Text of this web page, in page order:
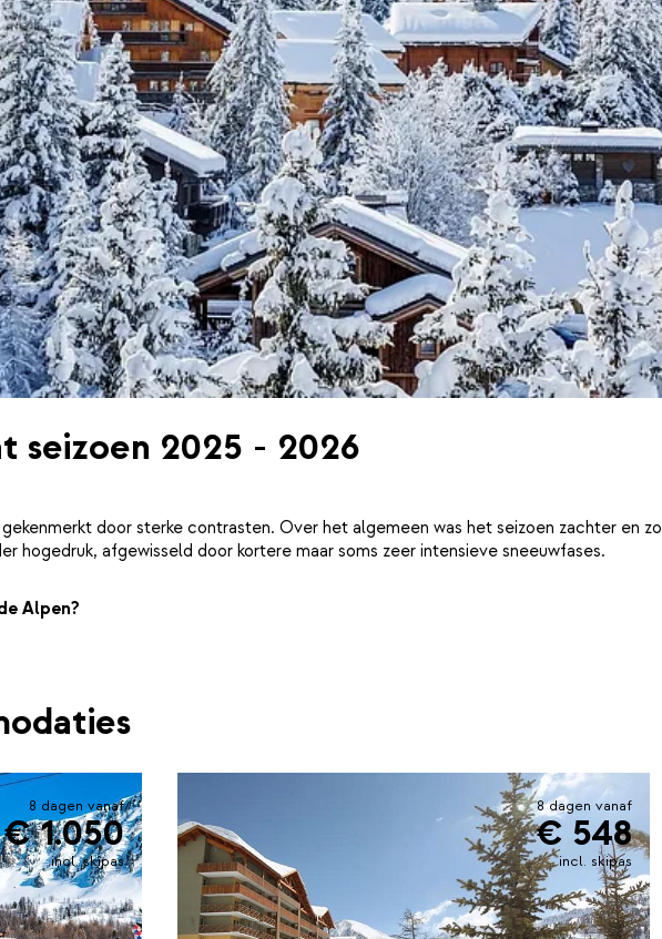
seizoen 2025 - 2026
door sterke contrasten. Over het algemeen was het seizoen zachter en
hogedruk, afgewisseld door kortere maar soms zeer intensieve sneeuwfases.
Alpen?
8 dagen vanaf
€ 1.050
incl. skipas
8 dagen vanaf
€ 548
incl. skipas